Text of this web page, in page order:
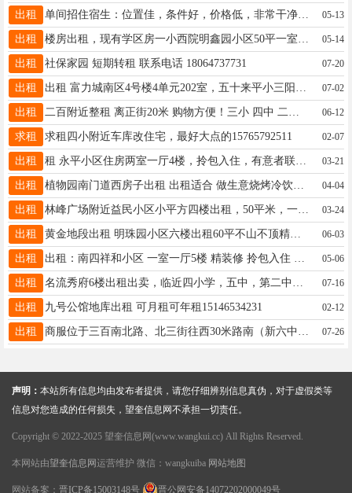
出租 单间招住宿生：位置佳，条件好，价格低，非常干净舒适，有家的感觉！电话13214550605 05-13
出租 05-14
出租 社保家园 短期转租 联系电话 18064737731 07-20
出租 07-02
出租 06-12
求租 求租四小附近车库改住宅，最好大点的15765792511 02-07
出租 03-21
出租 植物园南门道西房子出租 出租适合 做生意烧烤冷饮各种类型生意人流大 位置好 13945557656 04-04
出租 林峰广场附近益民小区小平方四楼出租，50平米，一室一厅，南北通透，室内家电齐全拎包入住，附近二小，三中，一中 联系电话:13945548339 03-24
出租 黄金地段出租 明珠园小区六楼出租60平不山不顶精装修家电齐全拎包入住西临医院东临商场北临一小六中南临四小五中全天阳光年租7500（包取暖物业网费）联系电话15146538521 06-03
出租 05-06
出租 07-16
出租 九号公馆地库出租 可月租可年租15146534231 02-12
出租 07-26
声明： 本站所有信息均由发布者提供，请您仔细辨别信息真伪，对于虚假类等
信息对您造成的任何损失，望奎信息网不承担一切责任。
Copyright © 2022-2025 望奎信息网(www.wangkui.cc) All Rights Reserved.
本网站由望奎信息网 运营维护 微信：wangkuiba 网站地图
网站备案： 晋ICP备15003148号 晋公网安备14072202000049号